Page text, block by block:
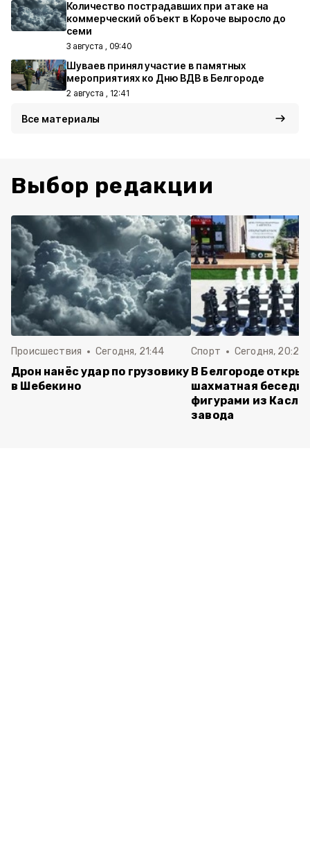
Количество пострадавших при атаке на
коммерческий объект в Короче выросло до
семи
3 августа , 09:40
Шуваев принял участие в памятных
мероприятиях ко Дню ВДВ в Белгороде
2 августа , 12:41
Все материалы
Выбор редакции
Происшествия Сегодня, 21:44
Дрон нанёс удар по грузовику
в Шебекино
Спорт Сегодня, 20:24
В Белгороде
шахматная
фигурами из
завода